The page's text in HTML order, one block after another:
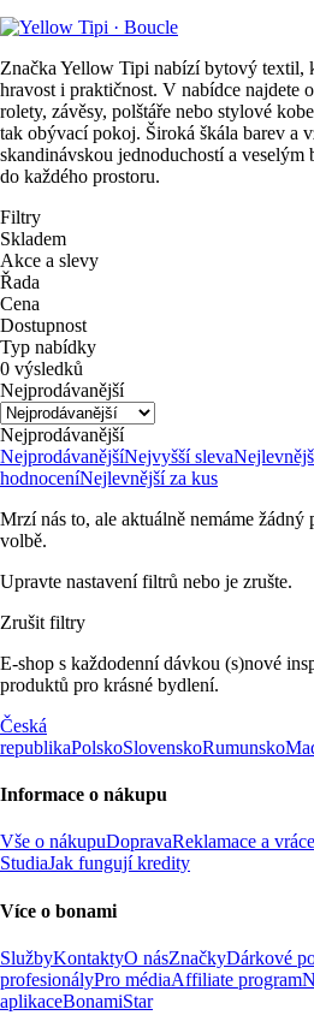
Značka Yellow Tipi nabízí bytový textil,
hravost i praktičnost. V nabídce najdete
rolety, závěsy, polštáře nebo stylové
tak obývací pokoj. Široká škála barev a
skandinávskou jednoduchostí a veselým
do každého prostoru.
Filtry
Skladem
Akce a slevy
Řada
Cena
Dostupnost
Typ nabídky
0 výsledků
Nejprodávanější
Nejprodávanější
NejprodávanějšíNejvyšší sleva
hodnoceníNejlevnější za kus
Mrzí nás to, ale aktuálně nemáme
volbě.
Upravte nastavení filtrů nebo je zrušte.
Zrušit filtry
E-shop s každodenní dávkou (s)nové
produktů pro krásné bydlení.
Česká
republikaPolskoSlovenskoRumunsko
Informace o nákupu
Vše o nákupuDopravaReklamace a
StudiaJak fungují kredity
Více o bonami
SlužbyKontaktyO násZnačkyDárkové
profesionályPro médiaAffiliate program
aplikaceBonamiStar